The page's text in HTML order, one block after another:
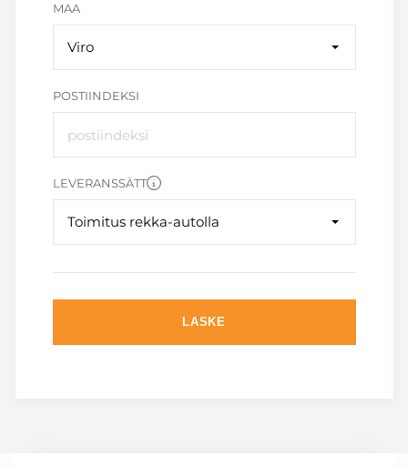
MAA
Viro
POSTIINDEKSI
LEVERANSSÄTT
Toimitus rekka-autolla
LASKE